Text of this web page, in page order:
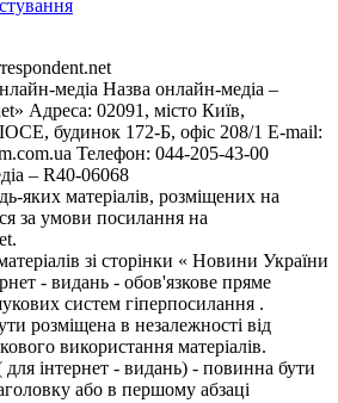
медіа Назва онлайн-медіа –
Адреса: 02091, місто Київ,
будинок 172-Б, офіс 208/1 E-mail:
Телефон: 044-205-43-00
– R40-06068
яких матеріалів, розміщених на
за умови посилання на
зі сторінки « Новини України
- видань - обов'язкове пряме
систем гіперпосилання .
розміщена в незалежності від
використання матеріалів.
для інтернет - видань) - повинна бути
або в першому абзаці